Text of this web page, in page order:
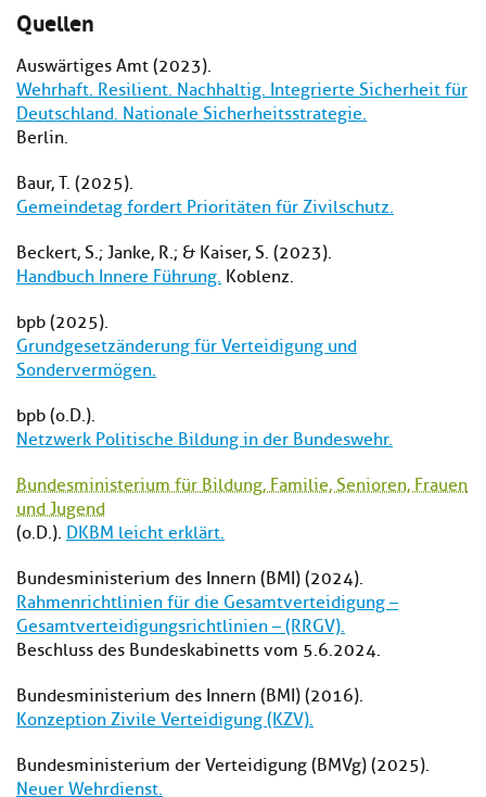
Quellen
Auswärtiges Amt (2023).
Wehrhaft. Resilient. Nachhaltig. Integrierte Sicherheit für
Deutschland. Nationale Sicherheitsstrategie.
Berlin.
Baur, T. (2025).
Gemeindetag fordert Prioritäten für Zivilschutz.
Beckert, S.; Janke, R.; & Kaiser, S. (2023).
Handbuch Innere Führung. Koblenz.
bpb (2025).
Grundgesetzänderung für Verteidigung und
Sondervermögen.
bpb (o.D.).
Netzwerk Politische Bildung in der Bundeswehr.
Bundesministerium für Bildung, Familie, Senioren, Frauen
und Jugend
(o.D.). DKBM leicht erklärt.
Bundesministerium des Innern (BMI) (2024).
Rahmenrichtlinien für die Gesamtverteidigung –
Gesamtverteidigungsrichtlinien – (RRGV).
Beschluss des Bundeskabinetts vom 5.6.2024.
Bundesministerium des Innern (BMI) (2016).
Konzeption Zivile Verteidigung (KZV).
Bundesministerium der Verteidigung (BMVg) (2025).
Neuer Wehrdienst.